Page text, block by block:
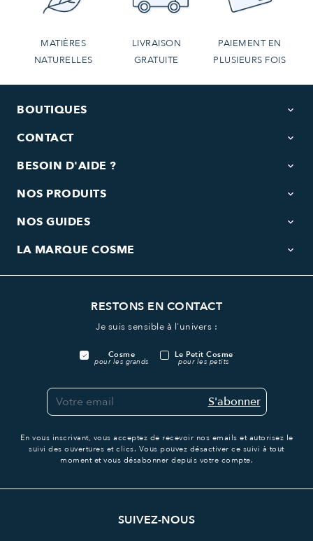
MATIÈRES
NATURELLES
LIVRAISON
GRATUITE
PAIEMENT EN
PLUSIEURS FOIS
BOUTIQUES keyboard_arrow_down
CONTACT keyboard_arrow_down
BESOIN D'AIDE ? keyboard_arrow_down
NOS PRODUITS keyboard_arrow_down
NOS GUIDES keyboard_arrow_down
LA MARQUE COSME keyboard_arrow_down
RESTONS EN CONTACT
Je suis sensible à l'univers :
Cosme
pour les grands
Le Petit Cosme
pour les petits
S'abonner
En vous inscrivant, vous acceptez de recevoir nos emails et autorisez le
suivi des ouvertures et clics. Vous pouvez désactiver ce suivi à tout
moment et vous désabonner depuis votre compte.
SUIVEZ-NOUS